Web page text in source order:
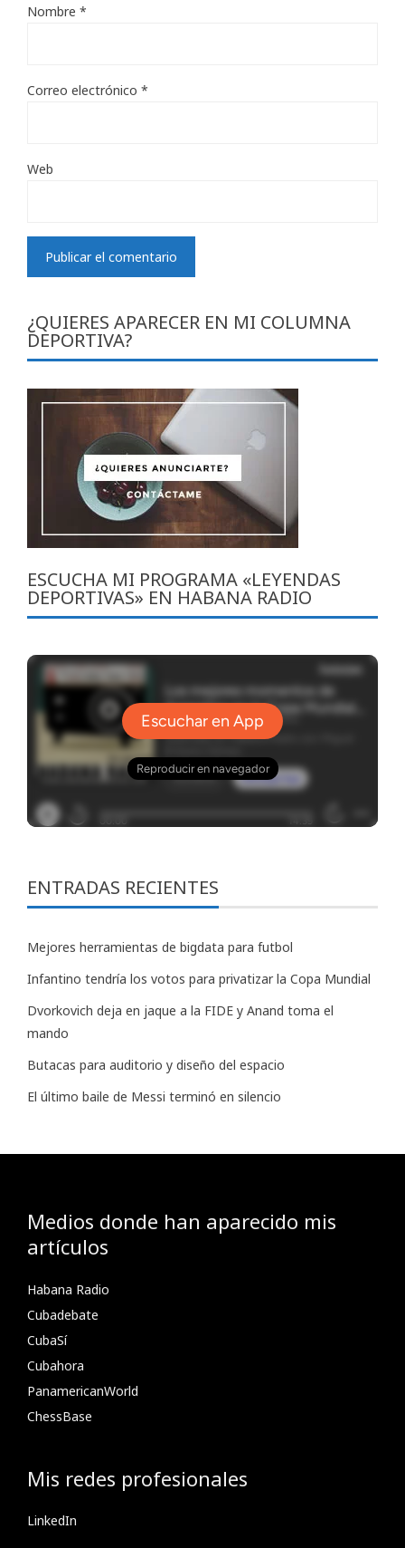
Nombre *
Correo electrónico *
Web
¿QUIERES APARECER EN MI COLUMNA
DEPORTIVA?
ESCUCHA MI PROGRAMA «LEYENDAS
DEPORTIVAS» EN HABANA RADIO
ENTRADAS RECIENTES
Mejores herramientas de bigdata para futbol
Infantino tendría los votos para privatizar la Copa Mundial
Dvorkovich deja en jaque a la FIDE y Anand toma el
mando
Butacas para auditorio y diseño del espacio
El último baile de Messi terminó en silencio
Medios donde han aparecido mis
artículos
Habana Radio
Cubadebate
CubaSí
Cubahora
PanamericanWorld
ChessBase
Mis redes profesionales
LinkedIn